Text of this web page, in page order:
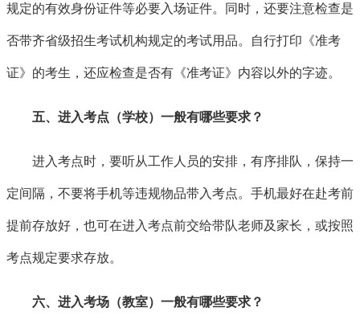
规定的有效身份证件等必要入场证件。同时，还要注意检查是
否带齐省级招生考试机构规定的考试用品。自行打印《准考
证》的考生，还应检查是否有《准考证》内容以外的字迹。
五、进入考点（学校）一般有哪些要求？
进入考点时，要听从工作人员的安排，有序排队，保持一
定间隔，不要将手机等违规物品带入考点。手机最好在赴考前
提前存放好，也可在进入考点前交给带队老师及家长，或按照
考点规定要求存放。
六、进入考场（教室）一般有哪些要求？